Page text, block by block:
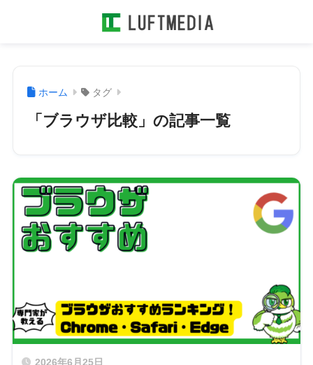
ホーム タグ
「ブラウザ比較」の記事一覧
2026年6月25日